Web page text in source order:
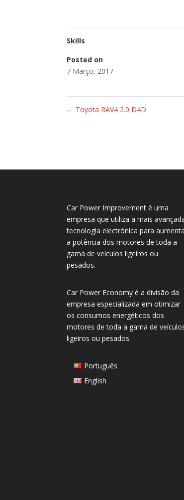
Skills
Posted on
7 Março, 2017
← Toyota RAV4 2.0 D4D
Car Power Improvement é uma
empresa que utiliza a mais
tecnologia electrónica para
a potência dos motores de toda a
gama de veículos ligeiros ou
pesados.
Car Power Economy é a divisão da
empresa especializada em otimizar
os consumos energéticos dos
motores de toda a gama de
ligeiros ou pesados.
Português
English